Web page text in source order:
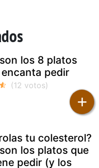
los 8 platos
pedir
tu colesterol?
los platos que
pedir (y los
+